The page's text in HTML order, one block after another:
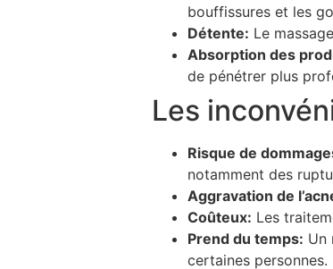
bouffissures et les
Détente: Le
Absorption des
de pénétrer plus
Les
Risque de
notamment des
Aggravation de
Coûteux: Les
Prend du temps: Un
certaines personnes.